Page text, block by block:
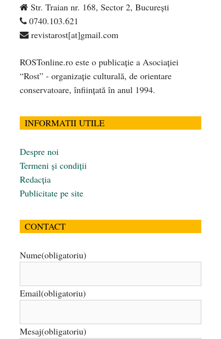
Str. Traian nr. 168, Sector 2, București
0740.103.621
revistarost[at]gmail.com
ROSTonline.ro este o publicaţie a Asociaţiei
“Rost” - organizaţie culturală, de orientare
conservatoare, înfiinţată în anul 1994.
INFORMATII UTILE
Despre noi
Termeni și condiții
Redacția
Publicitate pe site
CONTACT
Nume(obligatoriu)
Email(obligatoriu)
Mesaj(obligatoriu)